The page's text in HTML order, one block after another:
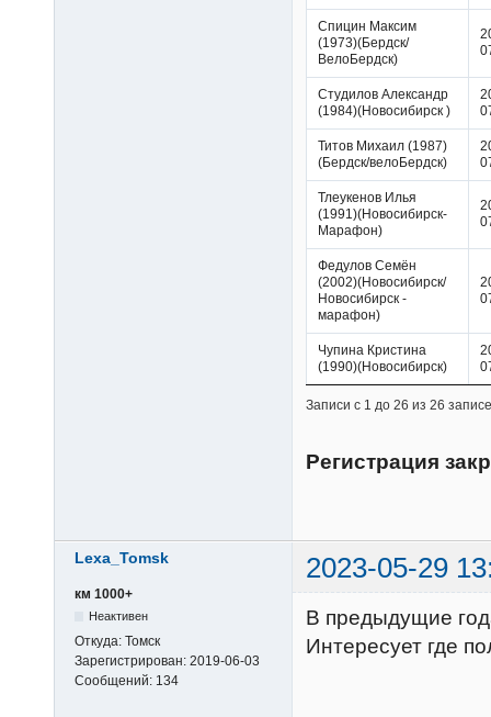
Спицин Максим
(1973)(Бердск/
ВелоБердск)
Студилов Александр
(1984)(Новосибирск )
Титов Михаил (1987)
(Бердск/велоБердск)
Тлеукенов Илья
(1991)(Новосибирск-
Марафон)
Федулов Семён
(2002)(Новосибирск/
Новосибирск -
марафон)
Чупина Кристина
(1990)(Новосибирск)
Записи с 1 до 26 из 26
Регистрация
Lexa_Tomsk 2023-05-29
км 1000+
Неактивен
Откуда: Томск
Зарегистрирован: 2019-06-03
Сообщений: 134
В предыдущие
Интересует где